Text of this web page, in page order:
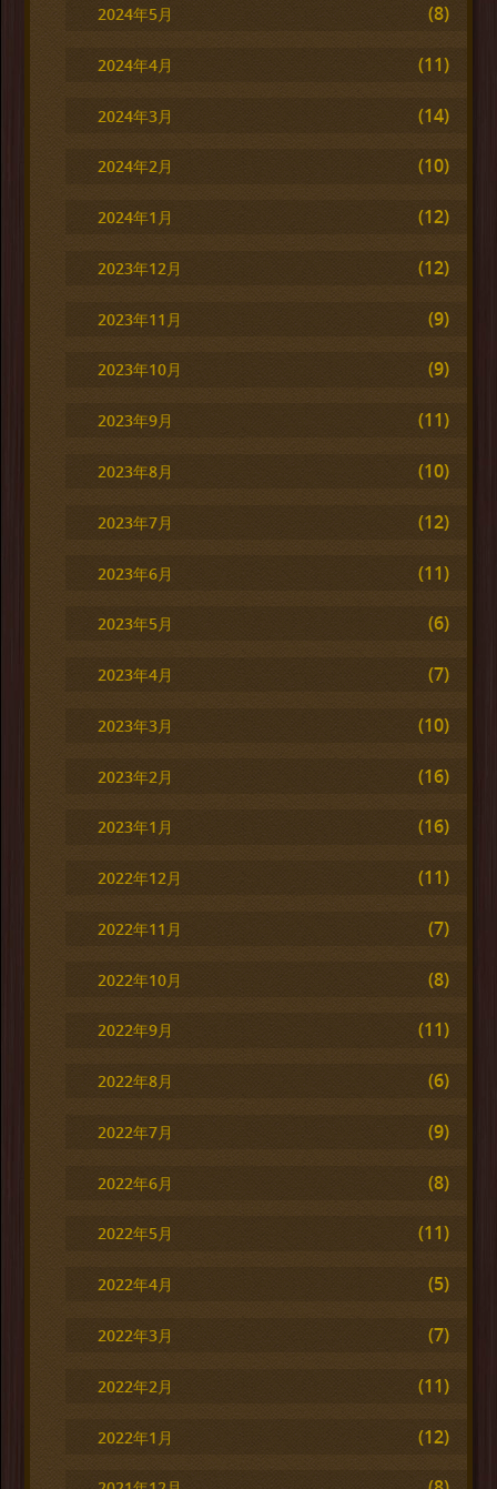
2024年5月 (8)
2024年4月 (11)
2024年3月 (14)
2024年2月 (10)
2024年1月 (12)
2023年12月 (12)
2023年11月 (9)
2023年10月 (9)
2023年9月 (11)
2023年8月 (10)
2023年7月 (12)
2023年6月 (11)
2023年5月 (6)
2023年4月 (7)
2023年3月 (10)
2023年2月 (16)
2023年1月 (16)
2022年12月 (11)
2022年11月 (7)
2022年10月 (8)
2022年9月 (11)
2022年8月 (6)
2022年7月 (9)
2022年6月 (8)
2022年5月 (11)
2022年4月 (5)
2022年3月 (7)
2022年2月 (11)
2022年1月 (12)